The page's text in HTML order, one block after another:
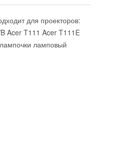
для проекторов:
Acer T111 Acer T111E
ламповый